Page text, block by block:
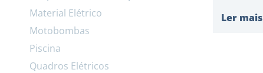
Material Elétrico
Motobombas
Piscina
Quadros Elétricos
Ler mais